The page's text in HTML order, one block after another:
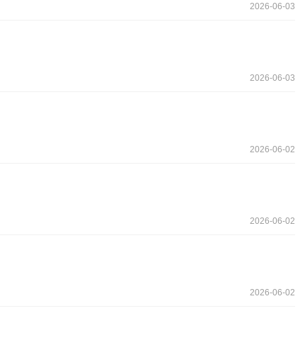
2026-06-03
2026-06-03
2026-06-02
2026-06-02
2026-06-02